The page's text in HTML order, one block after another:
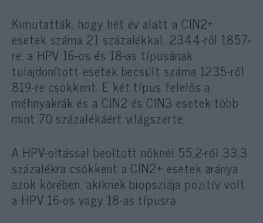
Kimutatták, hogy hét év alatt a CIN2+
esetek száma 21 százalékkal, 2344-ről 1857-
re, a HPV 16-os és 18-as típusának
tulajdonított esetek becsült száma 1235-ről
819-re csökkent. E két típus felelős a
méhnyakrák és a CIN2 és CIN3 esetek több
mint 70 százalékáért világszerte.
A HPV-oltással beoltott nőknél 55,2-ról 33,3
százalékra csökkent a CIN2+ esetek aránya
azok körében, akiknek biopsziája pozitív volt
a HPV 16-os vagy 18-as típusra.